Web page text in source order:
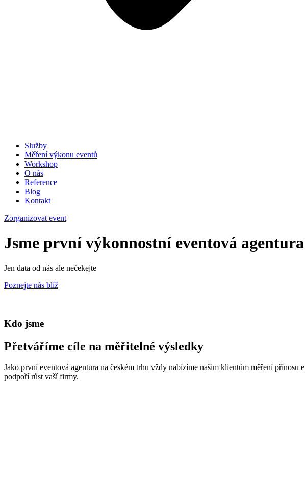
Služby
Měření výkonu eventů
Workshop
O nás
Reference
Blog
Kontakt
Zorganizovat event
Jsme první výkonnostní eventová agentura
Jen data od nás ale nečekejte
Poznejte nás blíž
Kdo jsme
Přetváříme cíle na měřitelné výsledky
Jako první eventová agentura na českém trhu vždy nabízíme našim klientům měření
podpoří růst vaší firmy.